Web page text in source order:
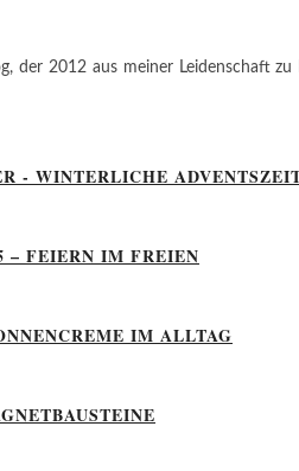
der 2012 aus meiner Leidenschaft
- WINTERLICHE
– FEIERN IM FREIEN
IM ALLTAG